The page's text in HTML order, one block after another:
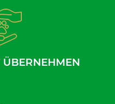
ÜBERNEHMEN